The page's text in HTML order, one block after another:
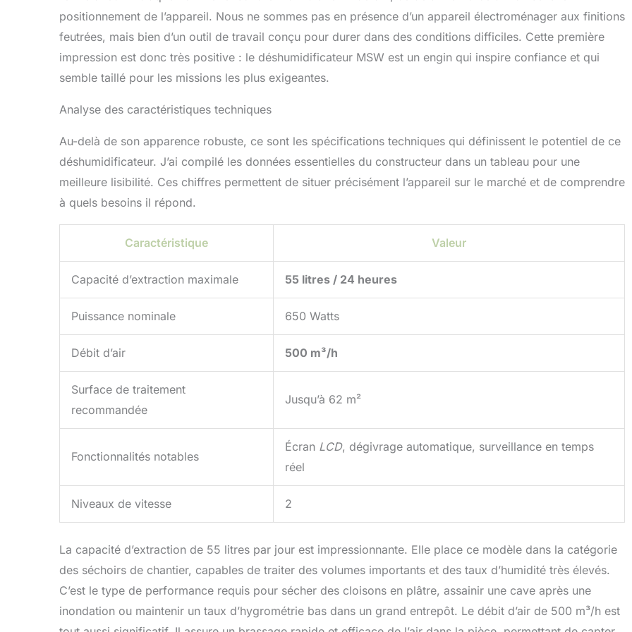
positionnement de l’appareil. Nous ne sommes pas en présence d’un appareil électroménager aux finitions
feutrées, mais bien d’un outil de travail conçu pour durer dans des conditions difficiles. Cette première
impression est donc très positive : le déshumidificateur MSW est un engin qui inspire confiance et qui
semble taillé pour les missions les plus exigeantes.
Analyse des caractéristiques techniques
Au-delà de son apparence robuste, ce sont les spécifications techniques qui définissent le potentiel de ce
déshumidificateur. J’ai compilé les données essentielles du constructeur dans un tableau pour une
meilleure lisibilité. Ces chiffres permettent de situer précisément l’appareil sur le marché et de comprendre
à quels besoins il répond.
Caractéristique Valeur
Capacité d’extraction maximale 55 litres / 24 heures
Puissance nominale 650 Watts
Débit d’air 500 m³/h
Surface de traitement
recommandée
Jusqu’à 62 m²
Fonctionnalités notables
Écran LCD, dégivrage automatique, surveillance en temps
réel
Niveaux de vitesse 2
La capacité d’extraction de 55 litres par jour est impressionnante. Elle place ce modèle dans la catégorie
des séchoirs de chantier, capables de traiter des volumes importants et des taux d’humidité très élevés.
C’est le type de performance requis pour sécher des cloisons en plâtre, assainir une cave après une
inondation ou maintenir un taux d’hygrométrie bas dans un grand entrepôt. Le débit d’air de 500 m³/h est